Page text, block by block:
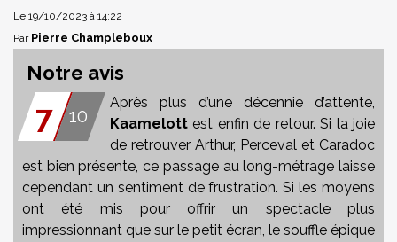
Le 19/10/2023 à 14:22
Par Pierre Champleboux
Notre avis
7 10
Après plus d’une décennie d’attente,
Kaamelott est enfin de retour. Si la joie
de retrouver Arthur, Perceval et Caradoc
est bien présente, ce passage au long-métrage laisse
cependant un sentiment de frustration. Si les moyens
ont été mis pour offrir un spectacle plus
impressionnant que sur le petit écran, le souffle épique